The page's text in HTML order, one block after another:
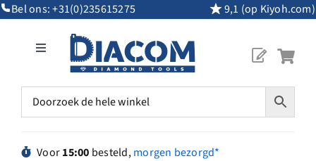
GaBel ons:+31(0)235615275 9,1 (op Kiyoh.com)
Toggle
Navigation
Mijn Account
Voor15:00 besteld,morgen bezorgd*